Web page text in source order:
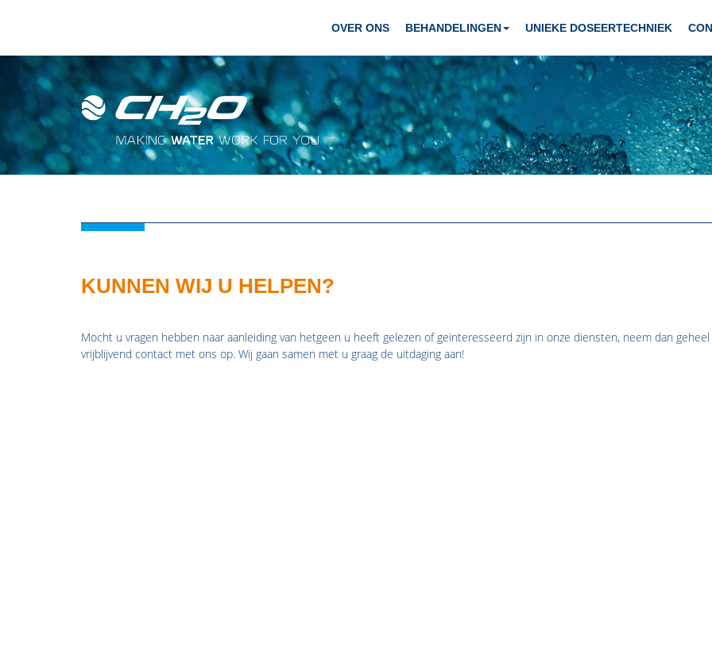
OVER ONS BEHANDELINGEN UNIEKE DOSEERTECHNIEK
KUNNEN WIJ U HELPEN?
Mocht u vragen hebben naar aanleiding van hetgeen u heeft gelezen of geïnteresseerd zijn in onze diensten, neem dan geheel
vrijblijvend contact met ons op. Wij gaan samen met u graag de uitdaging aan!